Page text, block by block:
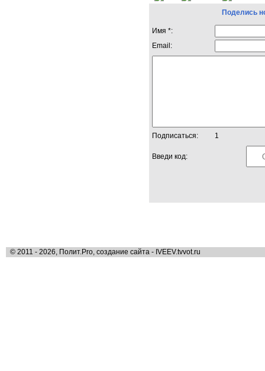
Поделись
Имя *:
Email:
Подписаться: 1
Введи код:
© 2011 - 2026, Полит.Pro, создание сайта - IVEEV.tvvot.ru